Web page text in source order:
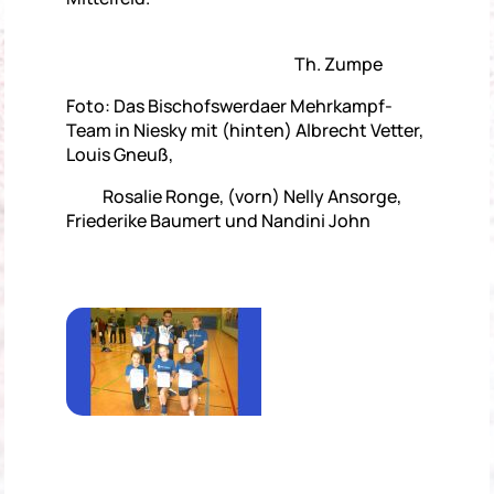
Th. Zumpe
Foto: Das Bischofswerdaer Mehrkampf-
Team in Niesky mit (hinten) Albrecht Vetter,
Louis Gneuß,
Rosalie Ronge, (vorn) Nelly Ansorge,
Friederike Baumert und Nandini John